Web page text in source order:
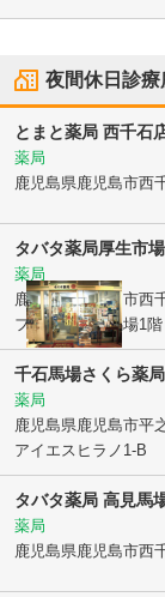
夜間休日診療
とまと薬局 西千石
薬局
鹿児島県鹿児島市西
タバタ薬局厚生市
薬局
鹿児島県鹿児島市西
フレッセ高見馬場1階
千石馬場さくら薬局
薬局
鹿児島県鹿児島市平
アイエスヒラノ1-B
タバタ薬局 高見馬
薬局
鹿児島県鹿児島市西